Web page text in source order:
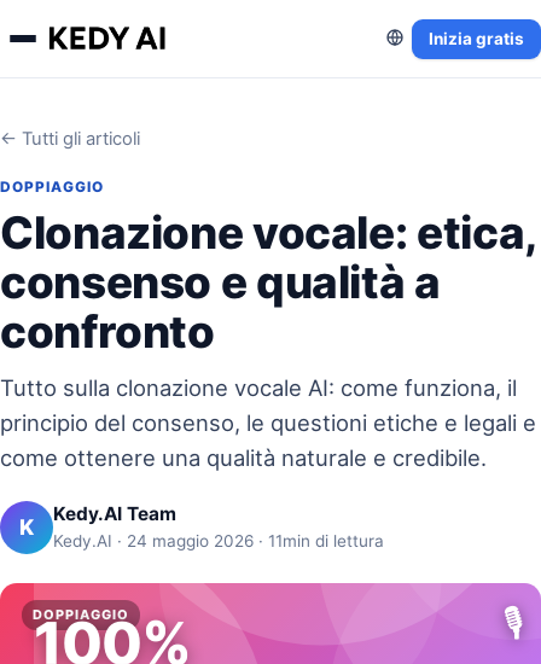
Inizia gratis
← Tutti gli articoli
DOPPIAGGIO
Clonazione vocale: etica,
consenso e qualità a
confronto
Tutto sulla clonazione vocale AI: come funziona, il
principio del consenso, le questioni etiche e legali e
come ottenere una qualità naturale e credibile.
K Kedy.AI Team
Kedy.AI · 24 maggio 2026 · 11min di lettura
DOPPIAGGIO 🎙️
100%